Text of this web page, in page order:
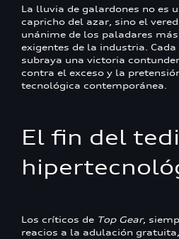
La lluvia de galardones no es
capricho del azar, sino el
unánime de los paladares más
exigentes de la industria.
subraya una victoria
contra el exceso y la
tecnológica contemporánea.
El fin del
Los críticos de Top Gear,
reacios a la adulación gratuita,